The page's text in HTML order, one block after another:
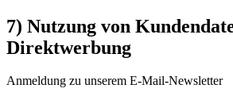
7) Nutzung von
Direktwerbung
Anmeldung zu unserem E-Mail-Newsletter